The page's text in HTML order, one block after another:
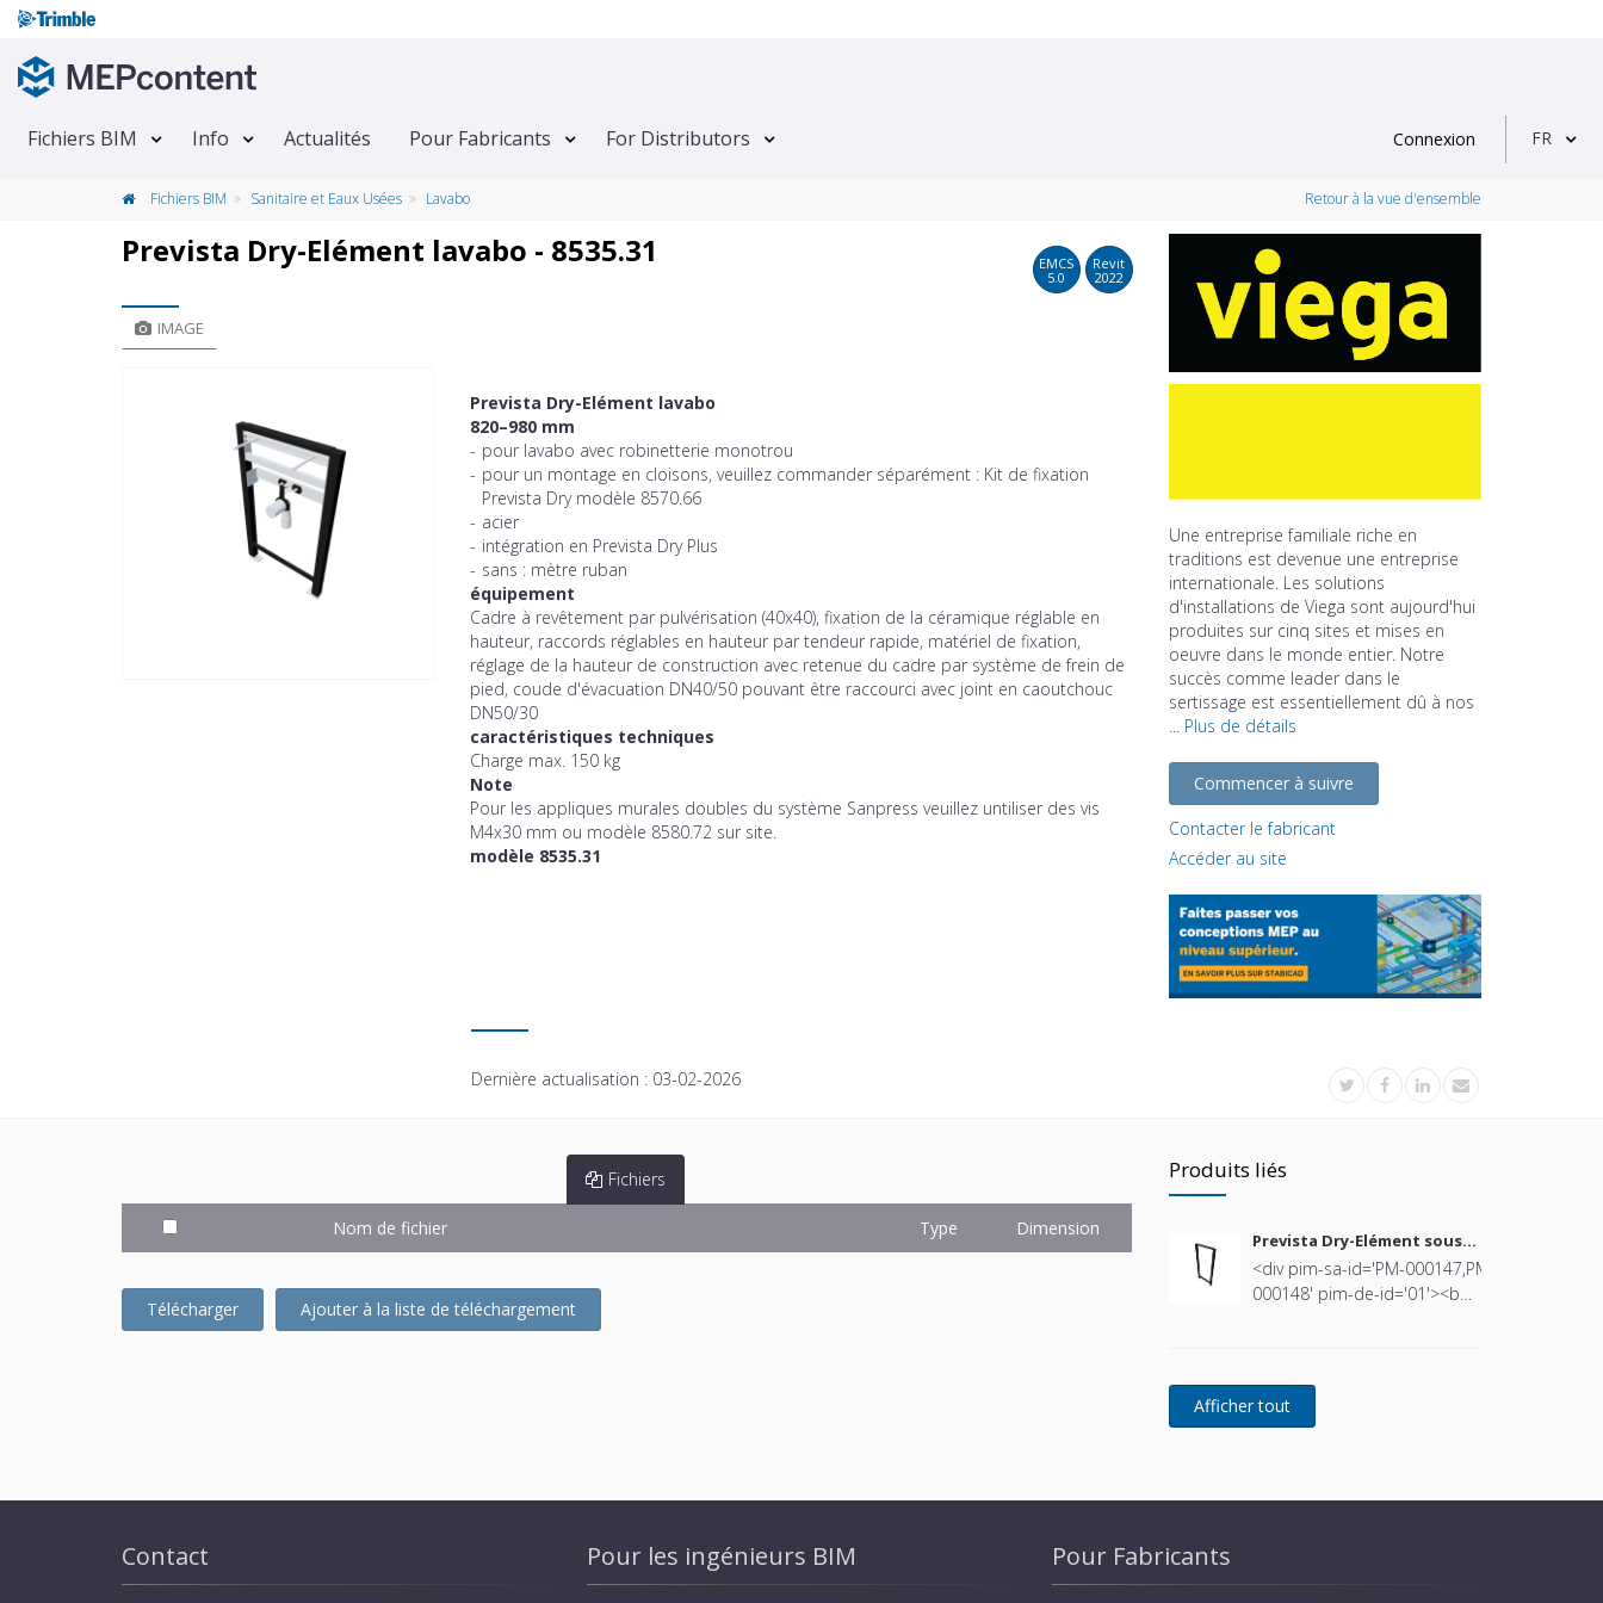
Fichiers BIM Info Actualités Pour Fabricants For Distributors Connexion FR
Fichiers BIM Sanitaire et Eaux Usées Lavabo Retour à la vue d'ensemble
Prevista Dry-Elément lavabo - 8535.31
EMCS
5.0
Revit
2022
IMAGE
Prevista Dry-Elément lavabo
820–980 mm
- pour lavabo avec robinetterie monotrou
- pour un montage en cloisons, veuillez commander séparément : Kit de fixation
Prevista Dry modèle 8570.66
- acier
- intégration en Prevista Dry Plus
- sans : mètre ruban
équipement
Cadre à revêtement par pulvérisation (40x40), fixation de la céramique réglable en
hauteur, raccords réglables en hauteur par tendeur rapide, matériel de fixation,
réglage de la hauteur de construction avec retenue du cadre par système de frein de
pied, coude d'évacuation DN40/50 pouvant être raccourci avec joint en caoutchouc
DN50/30
caractéristiques techniques
Charge max. 150 kg
Note
Pour les appliques murales doubles du système Sanpress veuillez untiliser des vis
M4x30 mm ou modèle 8580.72 sur site.
modèle 8535.31
Une entreprise familiale riche en
traditions est devenue une entreprise
internationale. Les solutions
d'installations de Viega sont aujourd'hui
produites sur cinq sites et mises en
oeuvre dans le monde entier. Notre
succès comme leader dans le
sertissage est essentiellement dû à nos
... Plus de détails
Commencer à suivre
Contacter le fabricant
Accéder au site
Dernière actualisation : 03-02-2026
Fichiers
Nom de fichier Type Dimension
Télécharger Ajouter à la liste de téléchargement
Produits liés
Prevista Dry-Elément sous
forme de cadre - 8570
<div pim-sa-id='PM-000147,PM-
000148' pim-de-id='01'><b
<div pim-sa-id='PM-000145'
pim-de-id='02'><b pim-sa-
Contact Pour les ingénieurs BIM Pour Fabricants